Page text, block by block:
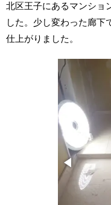
北区王子にあるマンショ
した。少し変わった廊下
仕上がりました。